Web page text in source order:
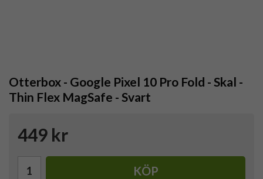
Otterbox - Google Pixel 10 Pro Fold - Skal -
Thin Flex MagSafe - Svart
449 kr
KÖP